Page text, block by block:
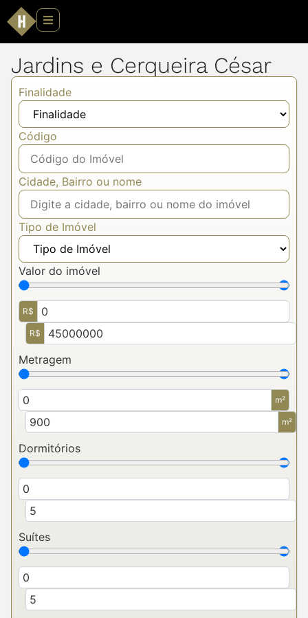
Jardins e Cerqueira César
Finalidade
Código
Cidade, Bairro ou nome
Tipo de Imóvel
Valor do imóvel
R$
R$
Metragem
m²
m²
Dormitórios
Suítes